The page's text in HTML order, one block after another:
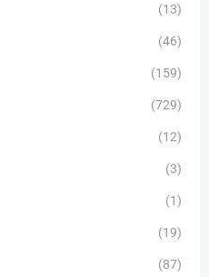
(13)
(46)
(159)
(729)
(12)
(3)
(1)
(19)
(87)